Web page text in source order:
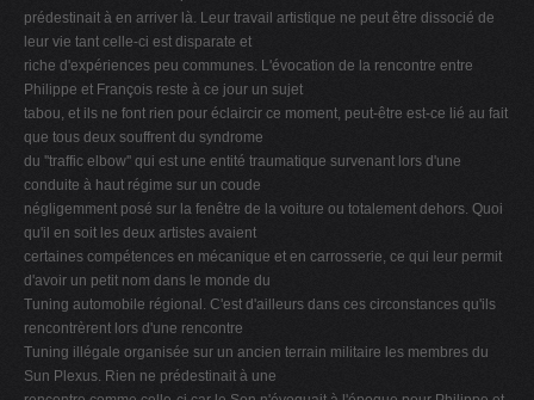
prédestinait à en arriver là. Leur travail artistique ne peut être dissocié de
leur vie tant celle-ci est disparate et
riche d'expériences peu communes. L'évocation de la rencontre entre
Philippe et François reste à ce jour un sujet
tabou, et ils ne font rien pour éclaircir ce moment, peut-être est-ce lié au fait
que tous deux souffrent du syndrome
du ''traffic elbow'' qui est une entité traumatique survenant lors d'une
conduite à haut régime sur un coude
négligemment posé sur la fenêtre de la voiture ou totalement dehors. Quoi
qu'il en soit les deux artistes avaient
certaines compétences en mécanique et en carrosserie, ce qui leur permit
d'avoir un petit nom dans le monde du
Tuning automobile régional. C'est d'ailleurs dans ces circonstances qu'ils
rencontrèrent lors d'une rencontre
Tuning illégale organisée sur un ancien terrain militaire les membres du
Sun Plexus. Rien ne prédestinait à une